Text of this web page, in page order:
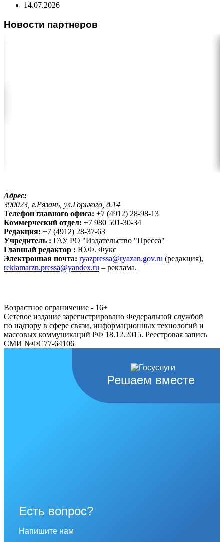
14.07.2026
Новости партнеров
Адрес:
390023, г.Рязань, ул.Горького, д.14
Телефон главного офиса: +7 (4912) 28-98-13
Коммерческий отдел: +7 980 501-30-34
Редакция: +7 (4912) 28-37-63
Учредитель : ГАУ РО "Издательство "Пресса"
Главный редактор : Ю.Ф. Фукс
Электронная почта: ryazpressa@ryazan.gov.ru (редакция),
reklamarzn.pressa@yandex.ru – реклама.
Возрастное ограничение - 16+
Сетевое издание зарегистрировано Федеральной службой
по надзору в сфере связи, информационных технологий и
массовых коммуникаций РФ 18.12.2015. Реестровая запись
СМИ №ФС77-64106
Решаем вместе
Есть вопрос?
Напишите нам